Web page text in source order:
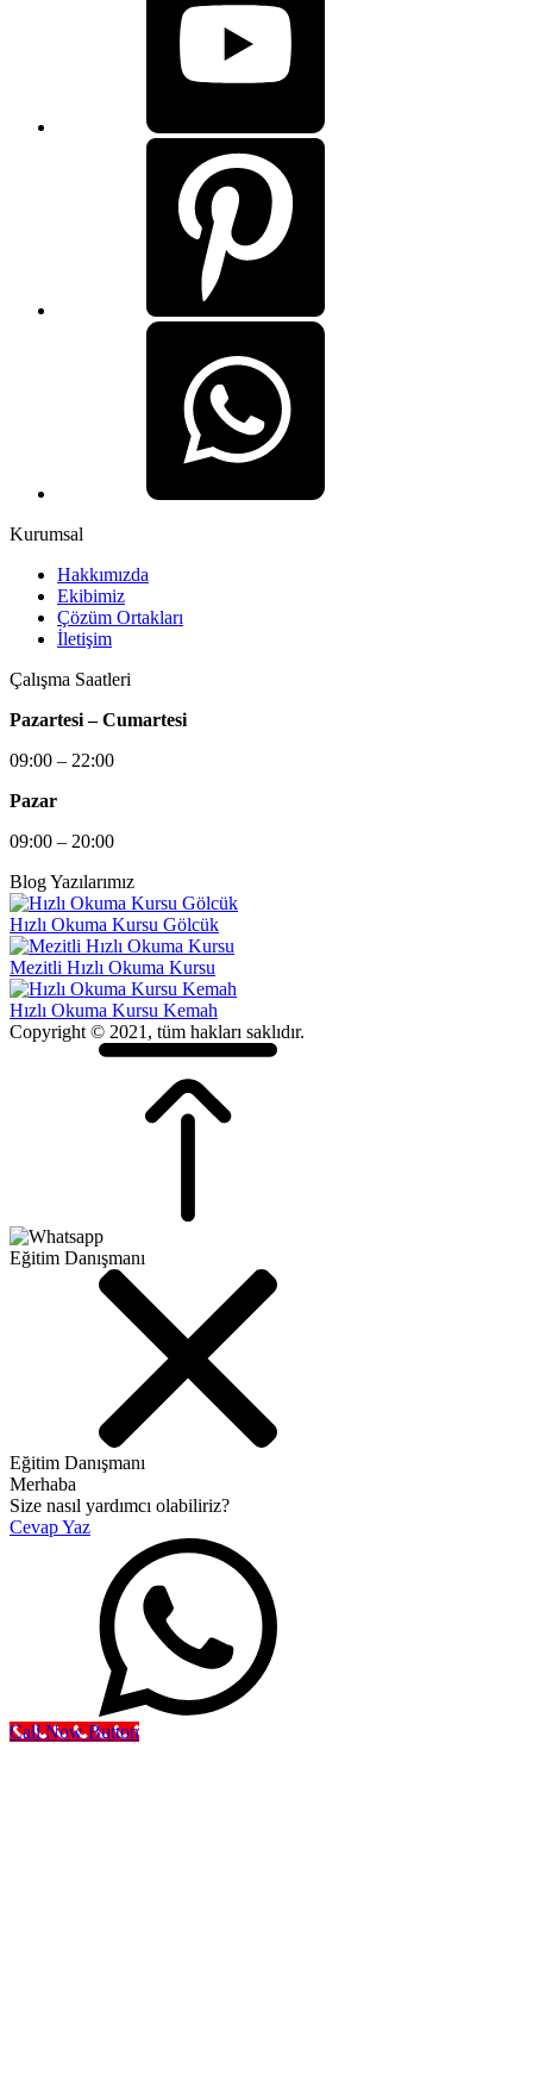
Kurumsal
Hakkımızda
Ekibimiz
Çözüm Ortakları
İletişim
Çalışma Saatleri
Pazartesi – Cumartesi
09:00 – 22:00
Pazar
09:00 – 20:00
Blog Yazılarımız
Hızlı Okuma Kursu Gölcük
Mezitli Hızlı Okuma Kursu
Hızlı Okuma Kursu Kemah
Copyright © 2021, tüm hakları saklıdır.
Eğitim Danışmanı
Eğitim Danışmanı
Merhaba
Size nasıl yardımcı olabiliriz?
Cevap Yaz
Call Now Button